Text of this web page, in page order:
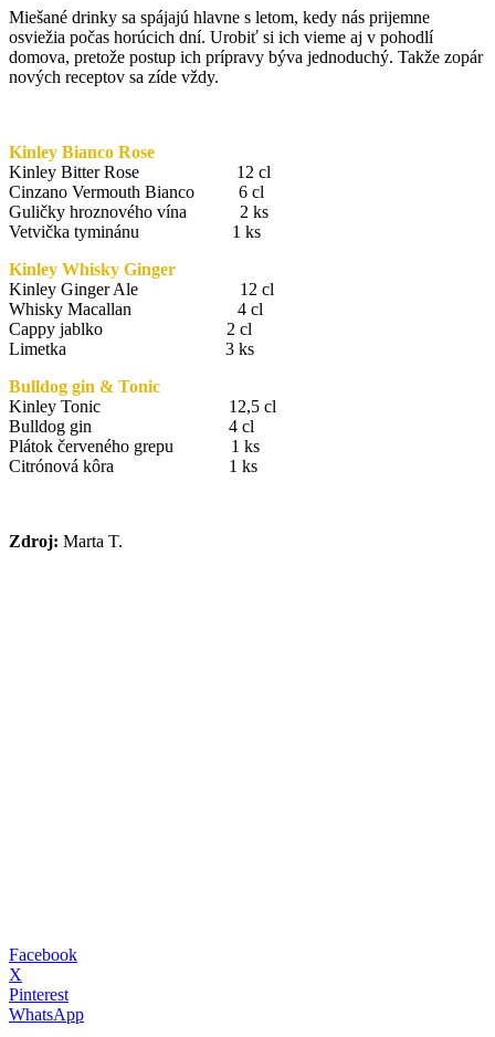
Miešané drinky sa spájajú hlavne s letom, kedy nás prijemne
osviežia počas horúcich dní. Urobiť si ich vieme aj v pohodlí
domova, pretože postup ich prípravy býva jednoduchý. Takže zopár
nových receptov sa zíde vždy.
Kinley Bianco Rose
Kinley Bitter Rose 12 cl
Cinzano Vermouth Bianco 6 cl
Guličky hroznového vína 2 ks
Vetvička tyminánu 1 ks
Kinley Whisky Ginger
Kinley Ginger Ale 12 cl
Whisky Macallan 4 cl
Cappy jablko 2 cl
Limetka 3 ks
Bulldog gin & Tonic
Kinley Tonic 12,5 cl
Bulldog gin 4 cl
Plátok červeného grepu 1 ks
Citrónová kôra 1 ks
Zdroj: Marta T.
Facebook
X
Pinterest
WhatsApp